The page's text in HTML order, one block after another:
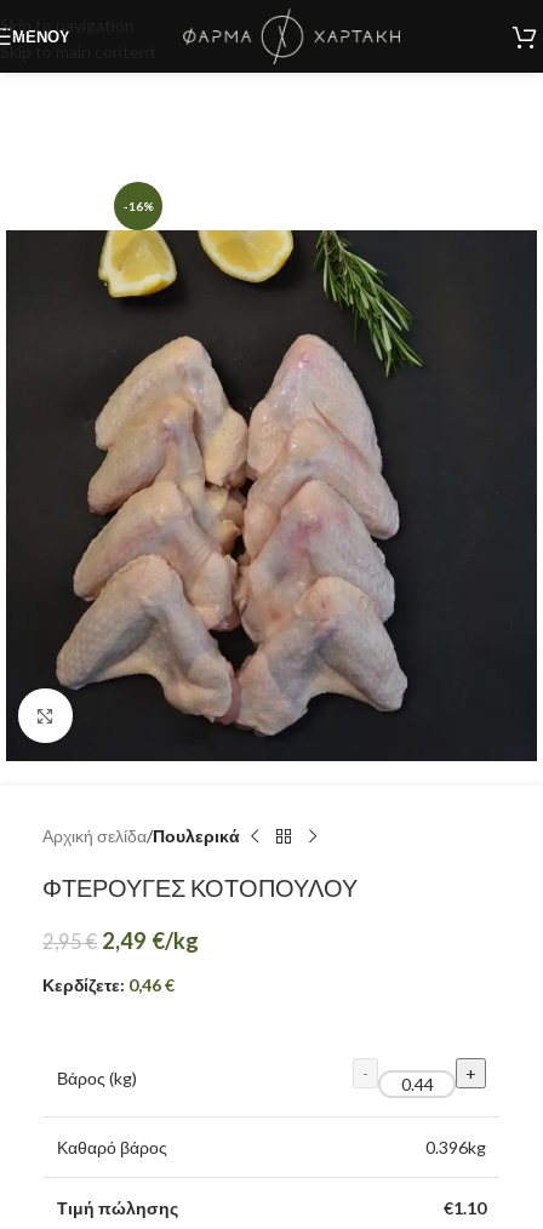
Skip to navigation
Skip to main content
ΜΕΝΟΎ
-16%
Κάντε κλικ για μεγέθυνση
Αρχική σελίδα Πουλερικά
ΦΤΕΡΟΥΓΕΣ ΚΟΤΟΠΟΥΛΟΥ
2,95€ 2,49 €/kg
Κερδίζετε: 0,46€
Βάρος (kg)
Καθαρό βάρος 0.396kg
Τιμή πώλησης €1.10